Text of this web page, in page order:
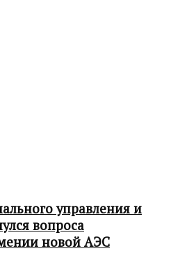
управления и
вопроса
новой АЭС